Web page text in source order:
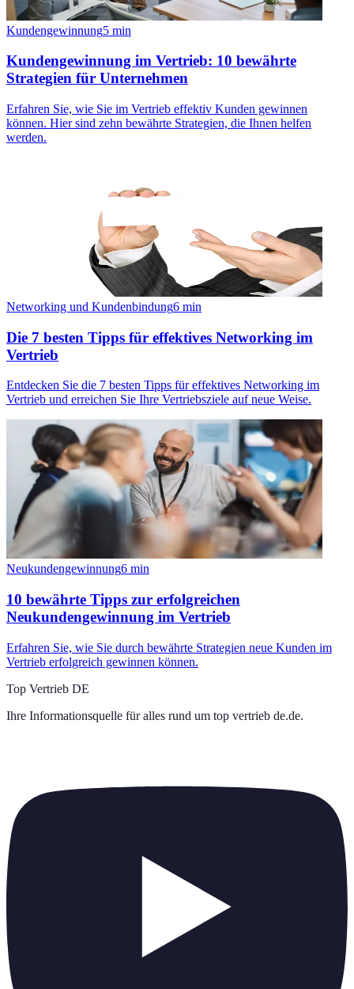
Kundengewinnung5 min
Kundengewinnung im Vertrieb: 10 bewährte
Strategien für Unternehmen
Erfahren Sie, wie Sie im Vertrieb effektiv Kunden gewinnen
können. Hier sind zehn bewährte Strategien, die Ihnen helfen
werden.
Networking und Kundenbindung6 min
Die 7 besten Tipps für effektives Networking im
Vertrieb
Entdecken Sie die 7 besten Tipps für effektives Networking im
Vertrieb und erreichen Sie Ihre Vertriebsziele auf neue Weise.
Neukundengewinnung6 min
10 bewährte Tipps zur erfolgreichen
Neukundengewinnung im Vertrieb
Erfahren Sie, wie Sie durch bewährte Strategien neue Kunden im
Vertrieb erfolgreich gewinnen können.
Top Vertrieb DE
Ihre Informationsquelle für alles rund um top vertrieb de.de.